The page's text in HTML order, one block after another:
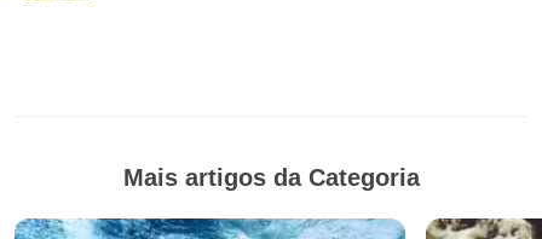
Mais artigos da Categoria